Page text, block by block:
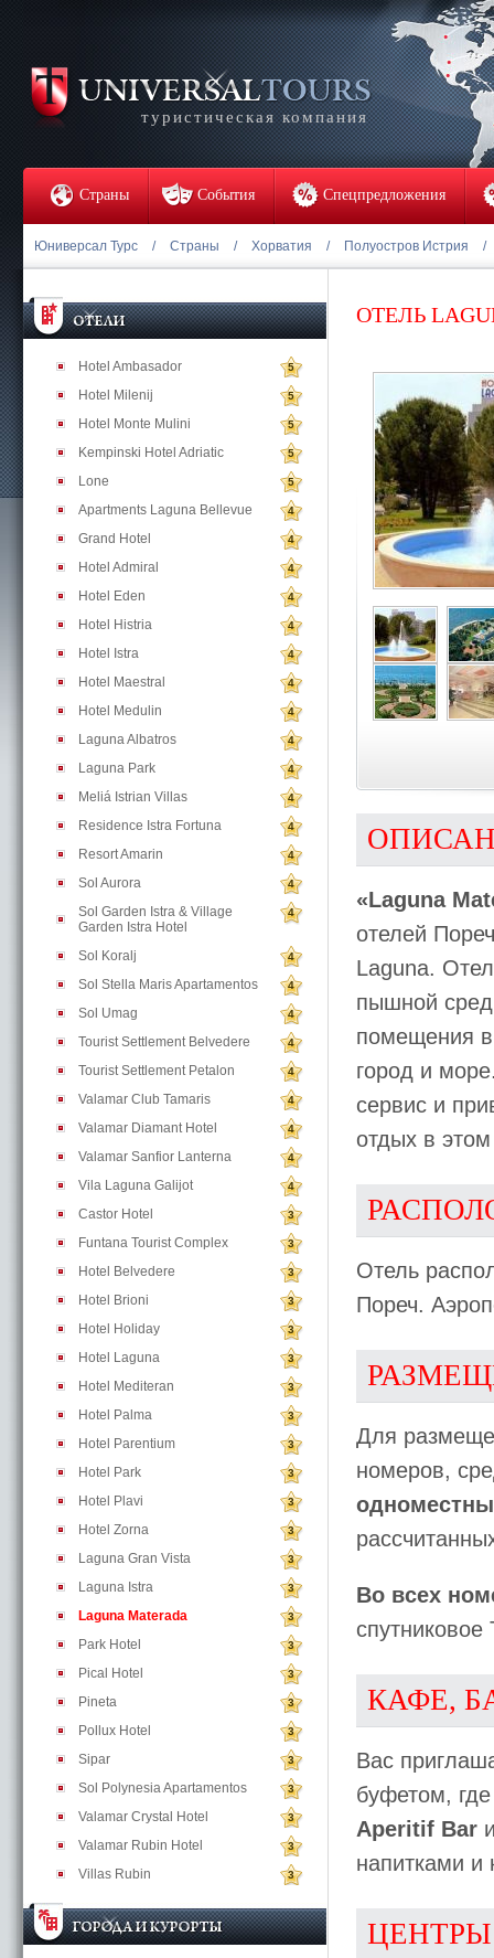
туристическая компания
Страны События Спецпредложения
Юниверсал Турс / Страны / Хорватия / Полуостров Истрия /
Hotel Ambasador 5
Hotel Milenij 5
Hotel Monte Mulini 5
Kempinski Hotel Adriatic 5
Lone 5
Apartments Laguna Bellevue 4
Grand Hotel 4
Hotel Admiral 4
Hotel Eden 4
Hotel Histria 4
Hotel Istra 4
Hotel Maestral 4
Hotel Medulin 4
Laguna Albatros 4
Laguna Park 4
Meliá Istrian Villas 4
Residence Istra Fortuna 4
Resort Amarin 4
Sol Aurora 4
Sol Garden Istra & Village
Garden Istra Hotel
4
Sol Koralj 4
Sol Stella Maris Apartamentos 4
Sol Umag 4
Tourist Settlement Belvedere 4
Tourist Settlement Petalon 4
Valamar Club Tamaris 4
Valamar Diamant Hotel 4
Valamar Sanfior Lanterna 4
Vila Laguna Galijot 4
Castor Hotel 3
Funtana Tourist Complex 3
Hotel Belvedere 3
Hotel Brioni 3
Hotel Holiday 3
Hotel Laguna 3
Hotel Mediteran 3
Hotel Palma 3
Hotel Parentium 3
Hotel Park 3
Hotel Plavi 3
Hotel Zorna 3
Laguna Gran Vista 3
Laguna Istra 3
Laguna Materada 3
Park Hotel 3
Pical Hotel 3
Pineta 3
Pollux Hotel 3
Sipar 3
Sol Polynesia Apartamentos 3
Valamar Crystal Hotel 3
Valamar Rubin Hotel 3
Villas Rubin 3
ОТЕЛЬ
«Laguna
отелей
Laguna.
пышной
помещения в
город и
сервис и
отдых в
Отель
Пореч.
Для
номеров,
Во всех
КАФЕ,
Вас
буфетом,
Aperitif Bar
напитками и